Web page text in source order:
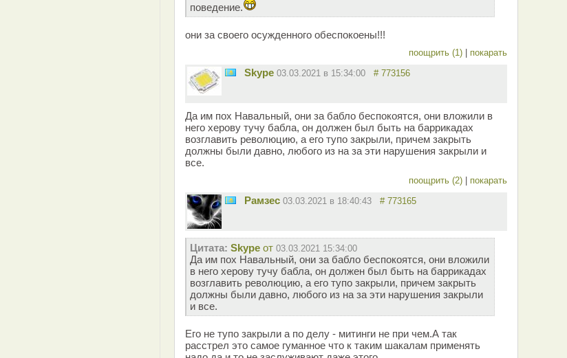
поведение.
они за своего осужденного обеспокоены!!!
поощрить (1) | покарать
Skype 03.03.2021 в 15:34:00 # 773156
Да им пох Навальный, они за бабло беспокоятся, они вложили в
него херову тучу бабла, он должен был быть на баррикадах
возглавить революцию, а его тупо закрыли, причем закрыть
должны были давно, любого из на за эти нарушения закрыли и
все.
поощрить (2) | покарать
Рамзес 03.03.2021 в 18:40:43 # 773165
Цитата: Skype от 03.03.2021 15:34:00
Да им пох Навальный, они за бабло беспокоятся, они вложили
в него херову тучу бабла, он должен был быть на баррикадах
возглавить революцию, а его тупо закрыли, причем закрыть
должны были давно, любого из на за эти нарушения закрыли
и все.
Его не тупо закрыли а по делу - митинги не при чем.А так
расстрел это самое гуманное что к таким шакалам применять